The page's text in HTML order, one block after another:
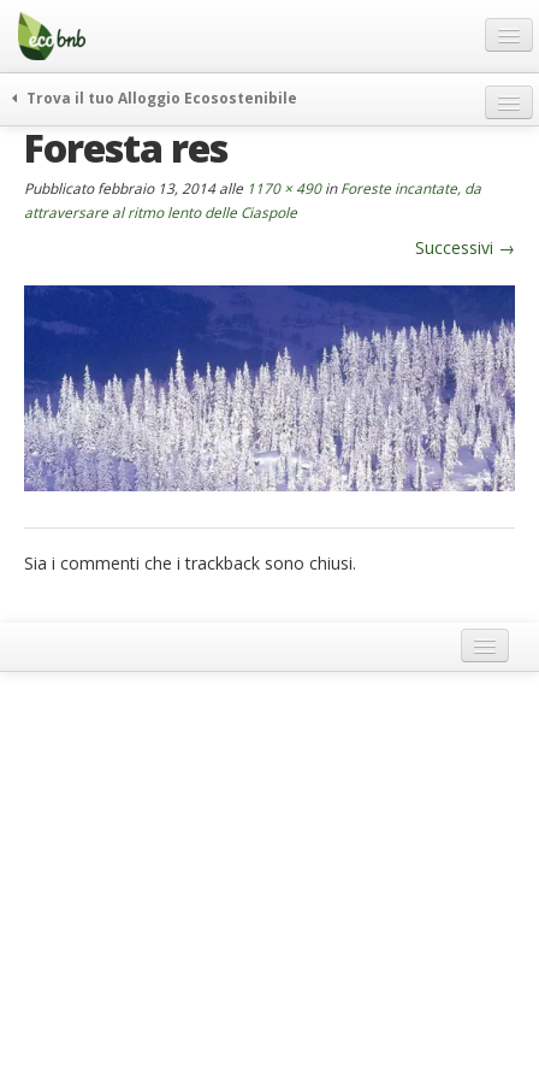
Menu
Salta
contenuto
Offerte Speciali
Regali
FAQ
Partner
Contatti
Italiano
German
English
Spanish
French
Trova il tuo Alloggio Ecosostenibile
weekend green
curiosità
news ed eventi
ecohotel
rassegna stampa
Foresta res
Pubblicatofebbraio 13, 2014alle 1170 × 490inForeste incantate, da
attraversare al ritmo lento delle Ciaspole
Successivi →
Sia i commenti che i trackback sono chiusi.